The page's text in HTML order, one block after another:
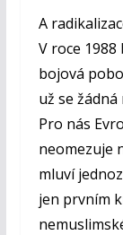
A
V roce
bojová
už se
Pro nás
neomezuje
mluví
jen prvním